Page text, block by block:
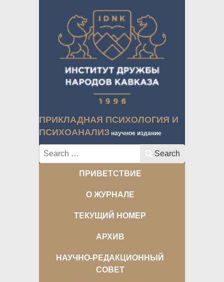
ПРИКЛАДНАЯ ПСИХОЛОГИЯ И
ПСИХОАНАЛИЗ научное издание
Search Search
ПРИВЕТСТВИЕ
О ЖУРНАЛЕ
ТЕКУЩИЙ НОМЕР
АРХИВ
НАУЧНО-РЕДАКЦИОННЫЙ
СОВЕТ